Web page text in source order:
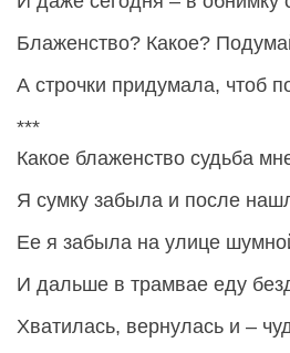
Блаженство? Какое?
А строчки придумала, чтоб
***
Какое блаженство судьба
Я сумку забыла и после
Ее я забыла на улице
И дальше в трамвае еду
Хватилась, вернулась и –